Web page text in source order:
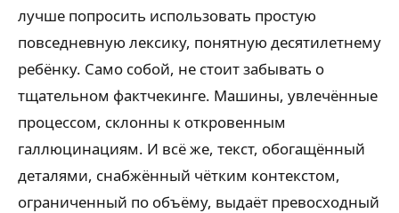
лучше попросить использовать простую
повседневную лексику, понятную десятилетнему
ребёнку. Само собой, не стоит забывать о
тщательном фактчекинге. Машины, увлечённые
процессом, склонны к откровенным
галлюцинациям. И всё же, текст, обогащённый
деталями, снабжённый чётким контекстом,
ограниченный по объёму, выдаёт превосходный